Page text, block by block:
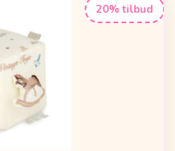
20% tilbud